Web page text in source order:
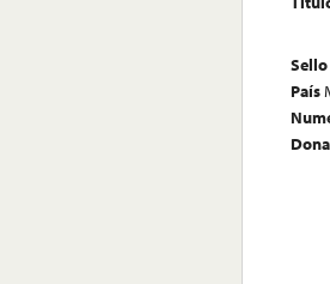
Sello
País